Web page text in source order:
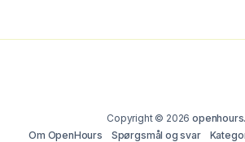
Copyright © 2026
Om OpenHours
Spørgsmål og svar